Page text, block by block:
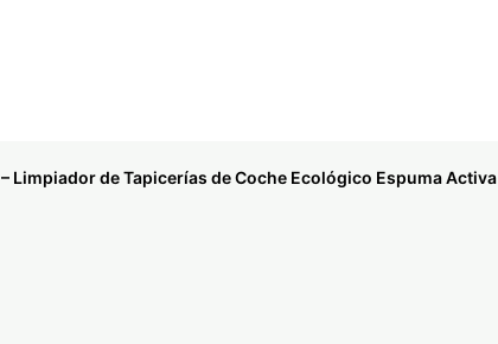
– Limpiador de Tapicerías de Coche Ecológico Espuma Activa